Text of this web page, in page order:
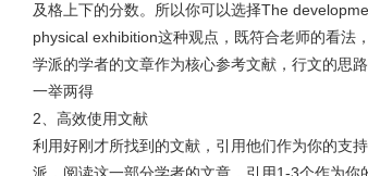
及格上下的分数。所以你可以选择The
physical exhibition这种观点，既符合老师的看法
学派的学者的文章作为核心参考文献，行文的思
一举两得
2、高效使用文献
利用好刚才所找到的文献，引用他们作为你的支